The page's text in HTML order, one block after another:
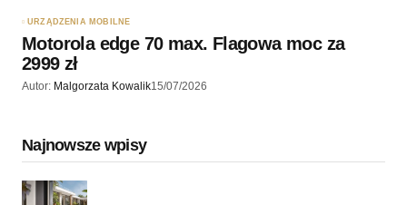
URZĄDZENIA MOBILNE
Motorola edge 70 max. Flagowa moc za
2999 zł
Autor: Malgorzata Kowalik15/07/2026
Najnowsze wpisy